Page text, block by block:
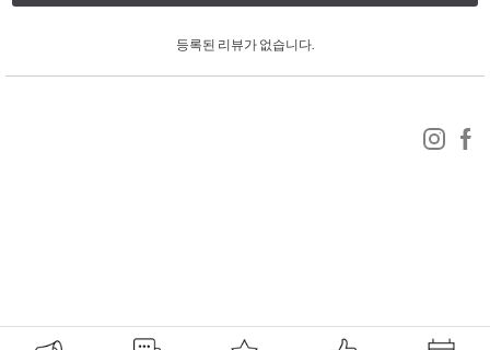
등록된 리뷰가 없습니다.